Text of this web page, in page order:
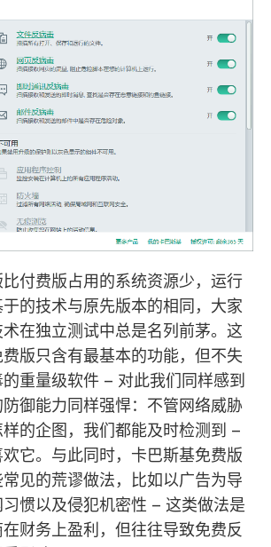
付费版占用的系统资源少，运行
的技术与原先版本的相同，大家
在独立测试中总是名列前茅。这
版只含有最基本的功能，但不失
重量级软件 – 对此我们同样感到
御能力同样强悍：不管网络威胁
的企图，我们都能及时检测到 –
它。与此同时，卡巴斯基免费版
见的荒谬做法，比如以广告为导
惯以及侵犯机密性 – 这类做法是
财务上盈利，但往往导致免费反